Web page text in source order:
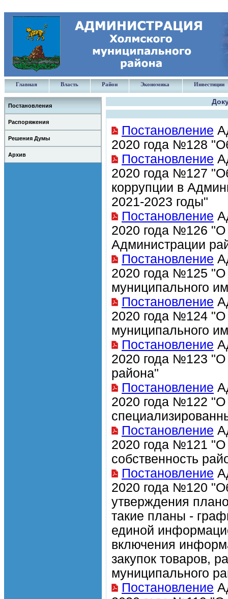
Главная Власть Район Экономика Инвестиции
Постановления
Распоряжения
Решения Думы
Архив
Постановление
2020 года №128
Постановление
2020 года №127
коррупции в
2021-2023 годы"
Постановление
2020 года №126 "О
Администрации
Постановление
2020 года №125 "О
муниципального
Постановление
2020 года №124 "О
муниципального
Постановление
2020 года №123 "О
района"
Постановление
2020 года №122
Постановление
2020 года №121 "О
собственность
Постановление
2020 года №120
утверждения
такие планы -
единой
включения
закупок товаров,
муниципального
Постановление